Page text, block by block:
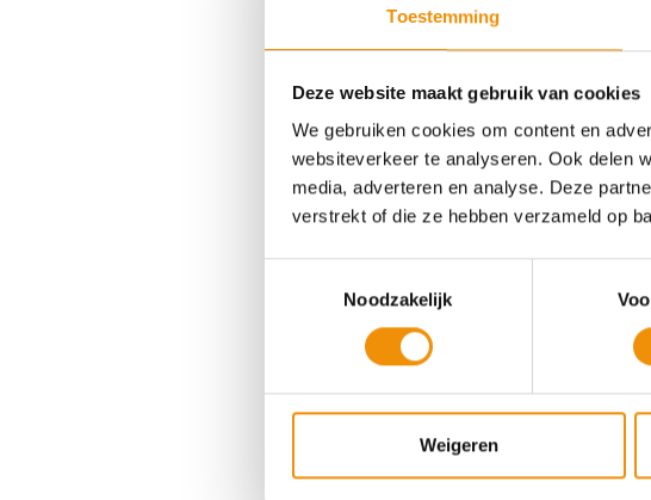
Toestemming
Deze website maakt gebruik van cookies
We gebruiken cookies om content en
websiteverkeer te analyseren. Ook delen
media, adverteren en analyse. Deze
verstrekt of die ze hebben verzameld op
Noodzakelijk
Weigeren
Niet gevonden wat u
zocht?
Stuur een e-mail naar
info@meewind.nlof gebruik ons
Contactformulier